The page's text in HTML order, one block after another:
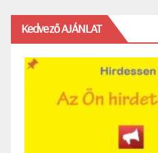
Kedvező AJÁNLAT